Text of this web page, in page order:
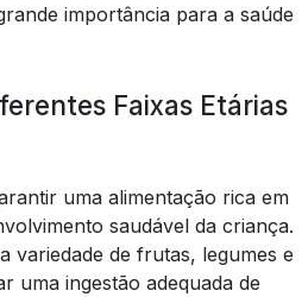
importância para a saúde
Faixas Etárias
uma alimentação rica em
saudável da criança.
variedade de frutas, legumes e
uma ingestão adequada de